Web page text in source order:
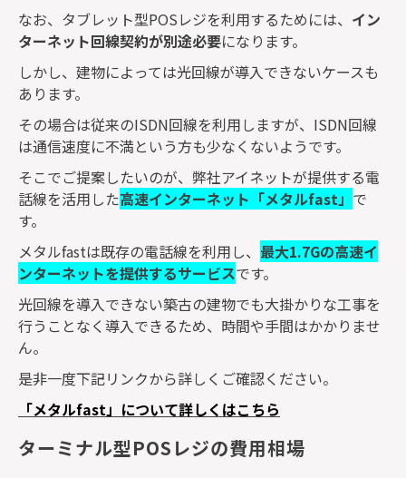
なお、タブレット型POSレジを利用するためには、 イン
ターネット回線契約が別途必要になります。
しかし、建物によっては光回線が導入できないケースも
あります。
その場合は従来のISDN回線を利用しますが、 ISDN回線
は通信速度に不満という方も少なくないようです。
そこでご提案したいのが、弊社アイネットが提供する電
話線を活用した高速インターネット「メタルfast 」 で
す。
メタルfastは既存の電話線を利用し、 最大1.7Gの高速イ
ンターネットを提供するサービスです。
光回線を導入できない築古の建物でも大掛かりな工事を
行うことなく導入できるため、時間や手間はかかりませ
ん。
是非一度下記リンクから詳しくご確認ください。
「メタルfast」について詳しくはこちら
ターミナル型POSレジの費用相場